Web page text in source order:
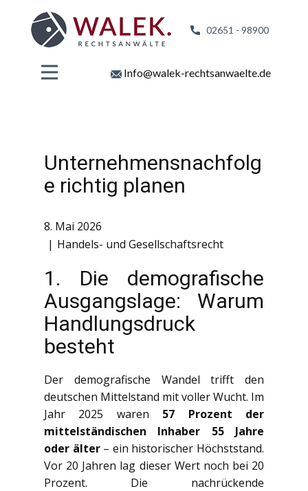
02651 - 98900
Info@walek-rechtsanwaelte.de
Unternehmensnachfolg
e richtig planen
8. Mai 2026
Handels- und Gesellschaftsrecht
1. Die demografische
Ausgangslage: Warum
Handlungsdruck
besteht
Der demografische Wandel trifft den
deutschen Mittelstand mit voller Wucht. Im
Jahr 2025 waren 57 Prozent der
mittelständischen Inhaber 55 Jahre
oder älter– ein historischer Höchststand.
Vor 20 Jahren lag dieser Wert noch bei 20
Prozent. Die nachrückende